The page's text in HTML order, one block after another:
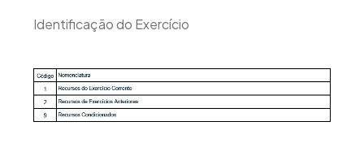
Identificação do Exercício